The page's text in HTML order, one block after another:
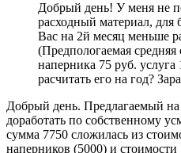
Добрый день! У меня не
расходный материал, для
Вас на 2й месяц меньше
(Предпологаемая средняя
наперника 75 руб.
расчитать его на год?
Добрый день. Предлагаемый
доработать по собственному
сумма 7750 сложилась из
наперников (5000) и